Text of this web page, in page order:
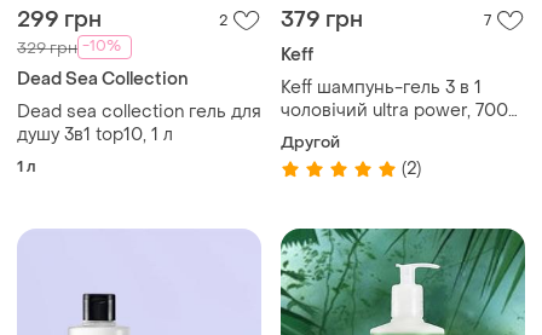
299 грн 2
329 грн -10%
Dead Sea Collection
Dead sea collection гель для
душу 3в1 top10, 1 л
1 л
379 грн 7
Keff
Keff шампунь-гель 3 в 1
чоловічий ultra power, 700
мл
Другой
(2)